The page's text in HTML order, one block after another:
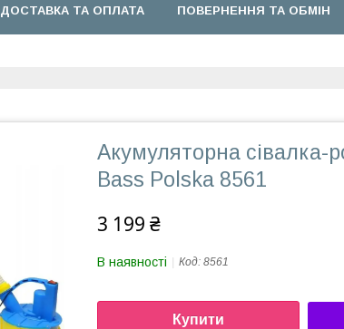
ДОСТАВКА ТА ОПЛАТА ПОВЕРНЕННЯ ТА ОБМІН
Акумуляторна сівалка-
Bass Polska 8561
3 199 ₴
В наявності Код: 8561
Купити